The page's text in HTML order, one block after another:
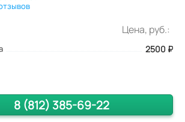
Цена, руб.:
2500 ₽
8 (812) 385-69-22